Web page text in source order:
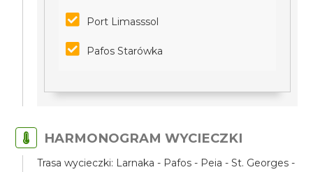
Port Limasssol
Pafos Starówka
HARMONOGRAM WYCIECZKI
Trasa wycieczki: Larnaka - Pafos - Peia - St. Georges -